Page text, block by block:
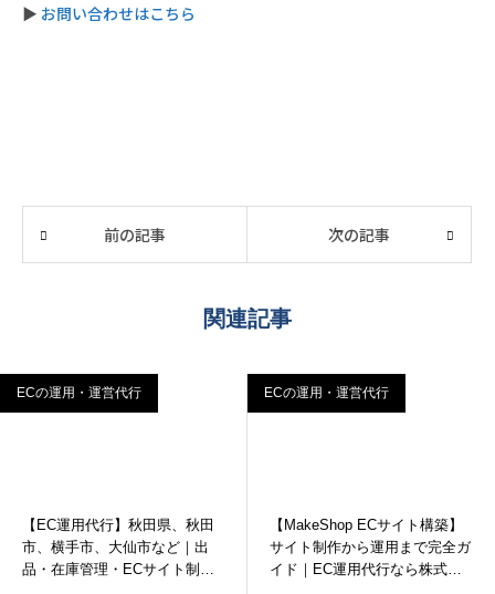
▶︎ お問い合わせはこちら
前の記事 次の記事
関連記事
ECの運用・運営代行
【EC運用代行】秋田県、秋田
市、横手市、大仙市など｜出
品・在庫管理・ECサイト制作
ECの運用・運営代行
【MakeShop ECサイト構築】
サイト制作から運用まで完全ガ
イド｜EC運用代行なら株式会
TEL 0120-927-305 contact